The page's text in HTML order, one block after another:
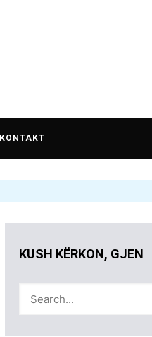
KONTAKT
KUSH KËRKON, GJEN